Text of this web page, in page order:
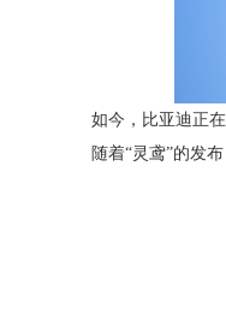
如今，比亚迪正在
随着“灵鸢”的发布